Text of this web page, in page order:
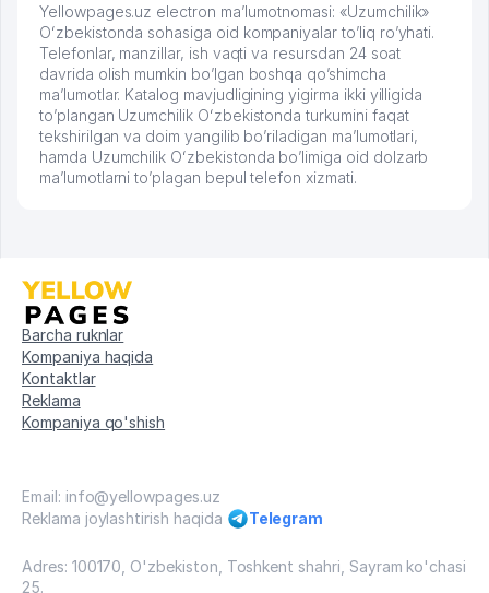
Yellowpages.uz electron ma’lumotnomasi: «Uzumchilik»
Oʻzbekistonda sohasiga oid kompaniyalar to’liq ro’yhati.
Telefonlar, manzillar, ish vaqti va resursdan 24 soat
davrida olish mumkin bo’lgan boshqa qo’shimcha
ma’lumotlar. Katalog mavjudligining yigirma ikki yilligida
to’plangan Uzumchilik Oʻzbekistonda turkumini faqat
tekshirilgan va doim yangilib bo’riladigan ma’lumotlari,
hamda Uzumchilik Oʻzbekistonda bo’limiga oid dolzarb
ma’lumotlarni to’plagan bepul telefon xizmati.
Barcha ruknlar
Kompaniya haqida
Kontaktlar
Reklama
Kompaniya qo'shish
Email: info@yellowpages.uz
Reklama joylashtirish haqida
Telegram
Adres: 100170, O'zbekiston, Toshkent shahri, Sayram ko'chasi
25.